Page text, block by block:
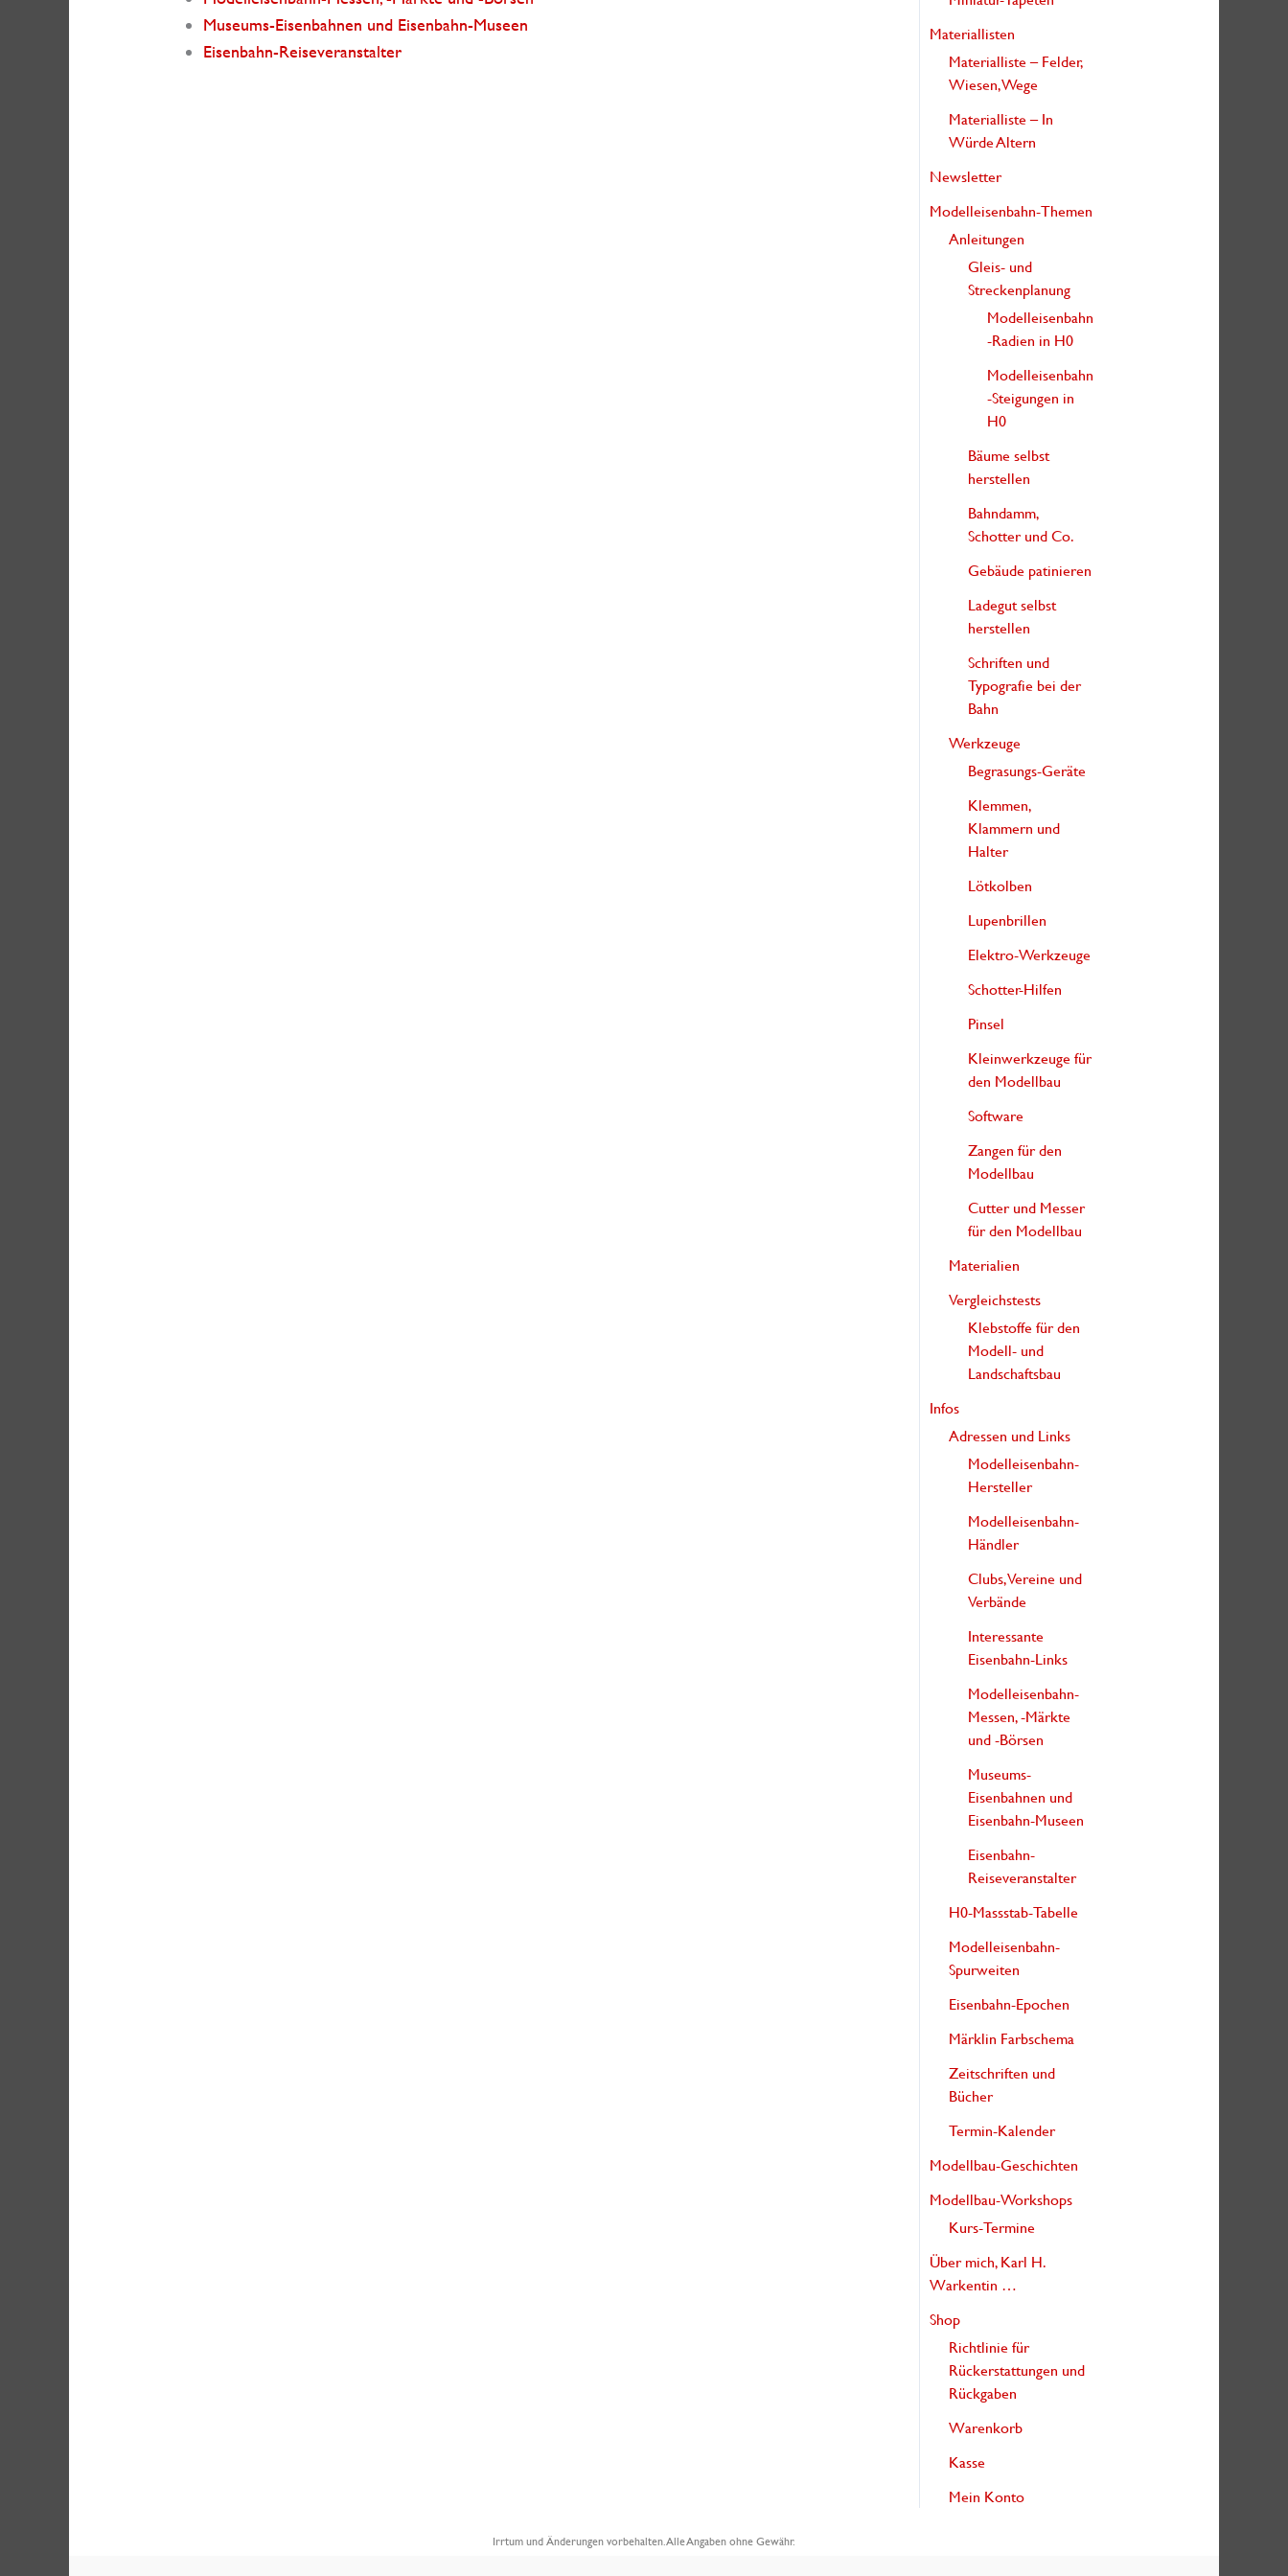
Museums-Eisenbahnen und Eisenbahn-Museen
Eisenbahn-Reiseveranstalter
:Materiallisten
Materialliste – Felder,
Wiesen, Wege
Materialliste – In
Würde Altern
Newsletter
Modelleisenbahn-Themen
Anleitungen
Gleis- und
Streckenplanung
Modelleisenbahn
-Radien in H0
Modelleisenbahn
-Steigungen in
H0
Bäume selbst
herstellen
Bahndamm,
Schotter und Co.
Gebäude patinieren
Ladegut selbst
herstellen
Schriften und
Typografie bei der
Bahn
Werkzeuge
Begrasungs-Geräte
Klemmen,
Klammern und
Halter
Lötkolben
Lupenbrillen
Elektro-Werkzeuge
Schotter-Hilfen
Pinsel
Kleinwerkzeuge für
den Modellbau
Software
Zangen für den
Modellbau
Cutter und Messer
für den Modellbau
Materialien
Vergleichstests
Klebstoffe für den
Modell- und
Landschaftsbau
Infos
Adressen und Links
Modelleisenbahn-
Hersteller
Modelleisenbahn-
Händler
Clubs, Vereine und
Verbände
Interessante
Eisenbahn-Links
Modelleisenbahn-
Messen, -Märkte
und -Börsen
Museums-
Eisenbahnen und
Eisenbahn-Museen
Eisenbahn-
Reiseveranstalter
H0-Massstab-Tabelle
Modelleisenbahn-
Spurweiten
Eisenbahn-Epochen
Märklin Farbschema
Zeitschriften und
Bücher
Termin-Kalender
Modellbau-Geschichten
Modellbau-Workshops
Kurs-Termine
Über mich, Karl H.
Warkentin …
Shop
Richtlinie für
Rückerstattungen und
Rückgaben
Warenkorb
Kasse
Mein Konto
Irrtum und Änderungen vorbehalten. Alle Angaben ohne Gewähr.